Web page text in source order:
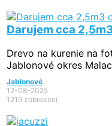
Darujem cca
Drevo na kurenie na
Jablonové okres
Jablonové
12-08-2025
1219 zobrazení